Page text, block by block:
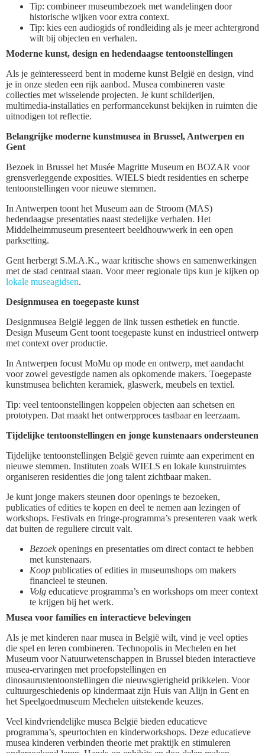
Tip: combineer museumbezoek met wandelingen door
historische wijken voor extra context.
Tip: kies een audiogids of rondleiding als je meer achtergrond
wilt bij objecten en verhalen.
Moderne kunst, design en hedendaagse tentoonstellingen
Als je geïnteresseerd bent in moderne kunst België en design, vind
je in onze steden een rijk aanbod. Musea combineren vaste
collecties met wisselende projecten. Je kunt schilderijen,
multimedia-installaties en performancekunst bekijken in ruimten die
uitnodigen tot reflectie.
Belangrijke moderne kunstmusea in Brussel, Antwerpen en
Gent
Bezoek in Brussel het Musée Magritte Museum en BOZAR voor
grensverleggende exposities. WIELS biedt residenties en scherpe
tentoonstellingen voor nieuwe stemmen.
In Antwerpen toont het Museum aan de Stroom (MAS)
hedendaagse presentaties naast stedelijke verhalen. Het
Middelheimmuseum presenteert beeldhouwwerk in een open
parksetting.
Gent herbergt S.M.A.K., waar kritische shows en samenwerkingen
met de stad centraal staan. Voor meer regionale tips kun je kijken op
lokale museagidsen.
Designmusea en toegepaste kunst
Designmusea België leggen de link tussen esthetiek en functie.
Design Museum Gent toont toegepaste kunst en industrieel ontwerp
met context over productie.
In Antwerpen focust MoMu op mode en ontwerp, met aandacht
voor zowel gevestigde namen als opkomende makers. Toegepaste
kunstmusea belichten keramiek, glaswerk, meubels en textiel.
Tip: veel tentoonstellingen koppelen objecten aan schetsen en
prototypen. Dat maakt het ontwerpproces tastbaar en leerzaam.
Tijdelijke tentoonstellingen en jonge kunstenaars ondersteunen
Tijdelijke tentoonstellingen België geven ruimte aan experiment en
nieuwe stemmen. Instituten zoals WIELS en lokale kunstruimtes
organiseren residenties die jong talent zichtbaar maken.
Je kunt jonge makers steunen door openings te bezoeken,
publicaties of edities te kopen en deel te nemen aan lezingen of
workshops. Festivals en fringe-programma’s presenteren vaak werk
dat buiten de reguliere circuit valt.
Bezoekopenings en presentaties om direct contact te hebben
met kunstenaars.
Koop publicaties of edities in museumshops om makers
financieel te steunen.
Volg educatieve programma’s en workshops om meer context
te krijgen bij het werk.
Musea voor families en interactieve belevingen
Als je met kinderen naar musea in België wilt, vind je veel opties
die spel en leren combineren. Technopolis in Mechelen en het
Museum voor Natuurwetenschappen in Brussel bieden interactieve
musea-ervaringen met proefopstellingen en
dinosaurustentoonstellingen die nieuwsgierigheid prikkelen. Voor
cultuurgeschiedenis op kindermaat zijn Huis van Alijn in Gent en
het Speelgoedmuseum Mechelen uitstekende keuzes.
Veel kindvriendelijke musea België bieden educatieve
programma’s, speurtochten en kinderworkshops. Deze educatieve
musea kinderen verbinden theorie met praktijk en stimuleren